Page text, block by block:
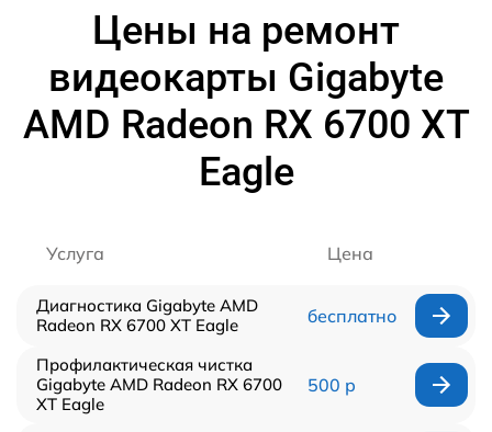
Цены на ремонт
видеокарты Gigabyte
AMD Radeon RX 6700 XT
Eagle
Услуга Цена
Диагностика Gigabyte AMD
Radeon RX 6700 XT Eagle
бесплатно
Профилактическая чистка
Gigabyte AMD Radeon RX 6700
XT Eagle
500 р